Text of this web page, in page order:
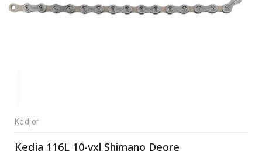
Kedjor
Kedja 116L 10-vxl Shimano Deore